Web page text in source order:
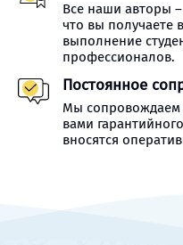
Все наши авторы
что вы получаете
выполнение
профессионалов.
Постоянное
Мы сопровождаем
вами
вносятся